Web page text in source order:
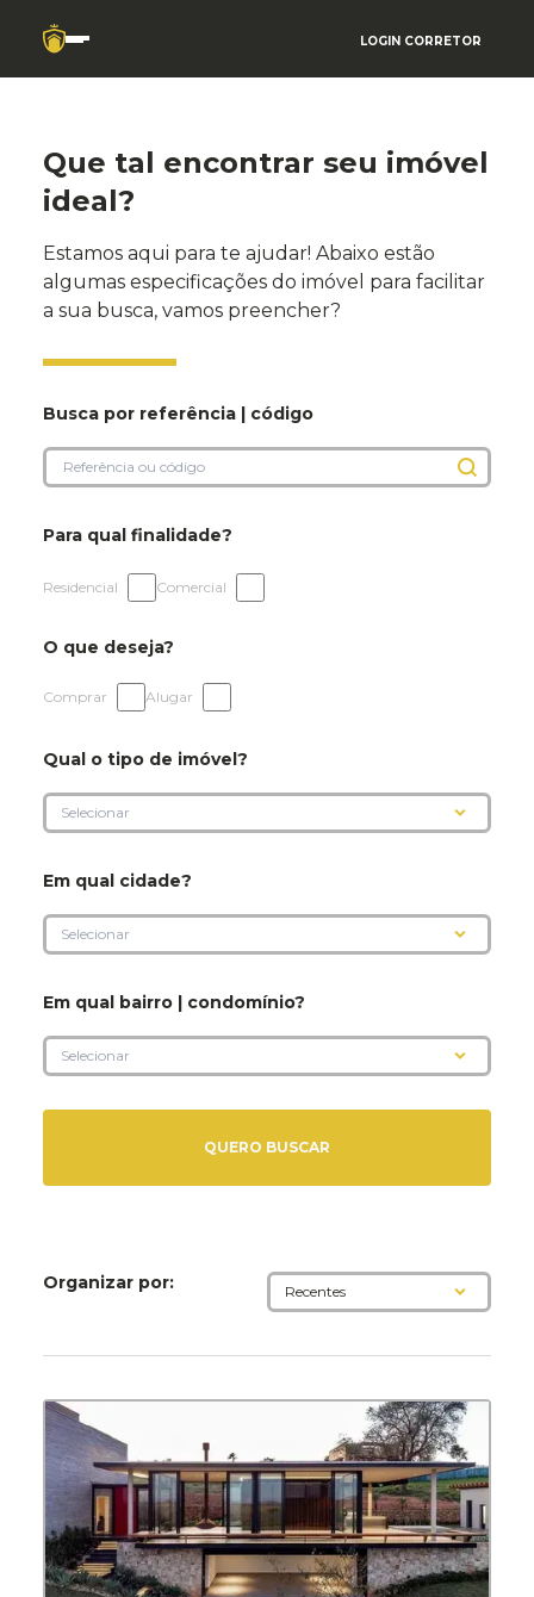
LOGIN CORRETOR
Que tal encontrar seu imóvel
ideal?
Estamos aqui para te ajudar! Abaixo estão
algumas especificações do imóvel para facilitar
a sua busca, vamos preencher?
Busca por referência | código
Para qual finalidade?
Residencial Comercial
O que deseja?
Comprar Alugar
Qual o tipo de imóvel?
Em qual cidade?
Em qual bairro | condomínio?
Organizar por: